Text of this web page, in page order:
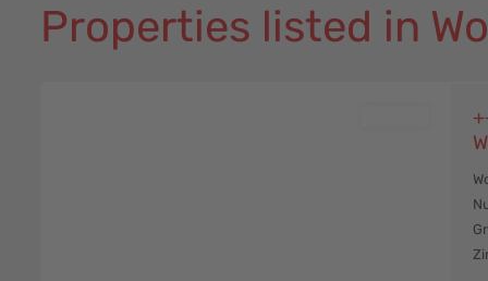
Properties listed in
Worms